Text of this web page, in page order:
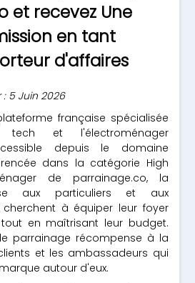
et recevez Une
en tant
d'affaires
5 Juin 2026
française spécialisée
et l'électroménager
depuis le domaine
dans la catégorie High
de parrainage.co, la
aux particuliers et aux
cherchent à équiper leur foyer
en maîtrisant leur budget.
parrainage récompense à la
et les ambassadeurs qui
autour d'eux.